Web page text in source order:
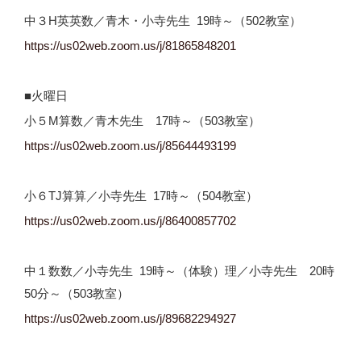
中３H英英数／青木・小寺先生 19時～（502教室）
https://us02web.zoom.us/j/81865848201
■火曜日
小５M算数／青木先生 17時～（503教室）
https://us02web.zoom.us/j/85644493199
小６TJ算算／小寺先生 17時～（504教室）
https://us02web.zoom.us/j/86400857702
中１数数／小寺先生 19時～（体験）理／小寺先生 20時
50分～（503教室）
https://us02web.zoom.us/j/89682294927